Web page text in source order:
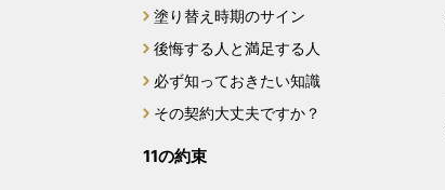
塗り替え時期のサイン
後悔する人と満足する人
必ず知っておきたい知識
その契約大丈夫ですか？
11の約束